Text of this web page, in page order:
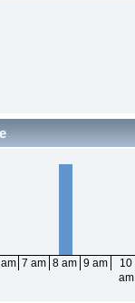
7 am 8 am 9 am
10
am